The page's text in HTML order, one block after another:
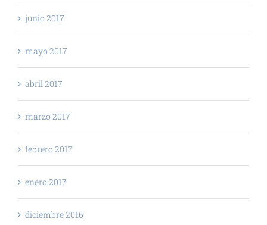
junio 2017
mayo 2017
abril 2017
marzo 2017
febrero 2017
enero 2017
diciembre 2016